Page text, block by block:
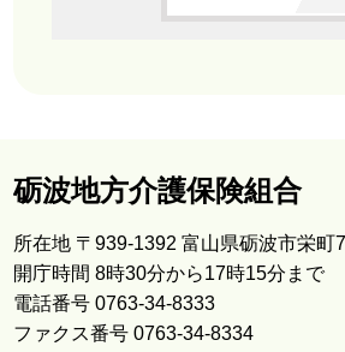
砺波地方介護保険組合
所在地 〒939-1392 富山県砺波市栄町
開庁時間 8時30分から17時15分まで
電話番号 0763-34-8333
ファクス番号 0763-34-8334